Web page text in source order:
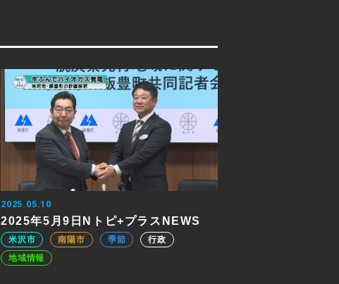
2025.05.10
2025年5月9日Nトピ+プラスNEWS
米沢市 南陽市 季節
行政
地域情報